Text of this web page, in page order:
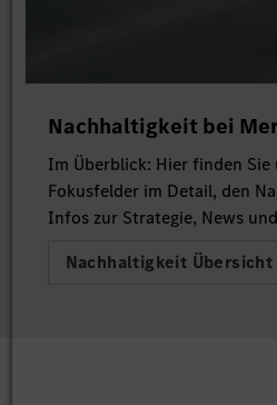
Nachhaltigkeit bei
Im Überblick: Hier finden Sie
Fokusfelder im Detail, den
Infos zur Strategie, News
Nachhaltigkeit Übersicht